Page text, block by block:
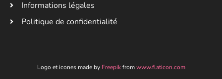
Informations légales
Politique de confidentialité
Logo et icones made by Freepikfromwww.flaticon.com